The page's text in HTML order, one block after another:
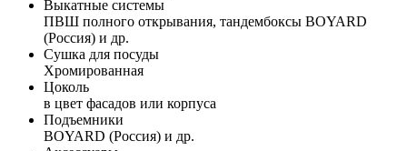
Выкатные системы
ПВШ полного открывания, тандембоксы BOYARD
(Россия) и др.
Сушка для посуды
Хромированная
Цоколь
в цвет фасадов или корпуса
Подъемники
BOYARD (Россия) и др.